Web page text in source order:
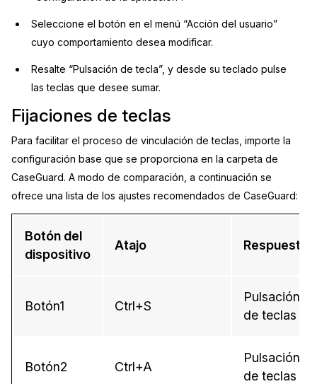
Seleccione el botón en el menú “Acción del usuario”
cuyo comportamiento desea modificar.
Resalte “Pulsación de tecla”, y desde su teclado pulse
las teclas que desee sumar.
Fijaciones de teclas
Para facilitar el proceso de vinculación de teclas, importe la
configuración base que se proporciona en la carpeta de
CaseGuard. A modo de comparación, a continuación se
ofrece una lista de los ajustes recomendados de CaseGuard:
Botón del
dispositivo
Atajo Respuesta
Botón1 Ctrl+S
Pulsación
de teclas
Botón2 Ctrl+A
Pulsación
de teclas